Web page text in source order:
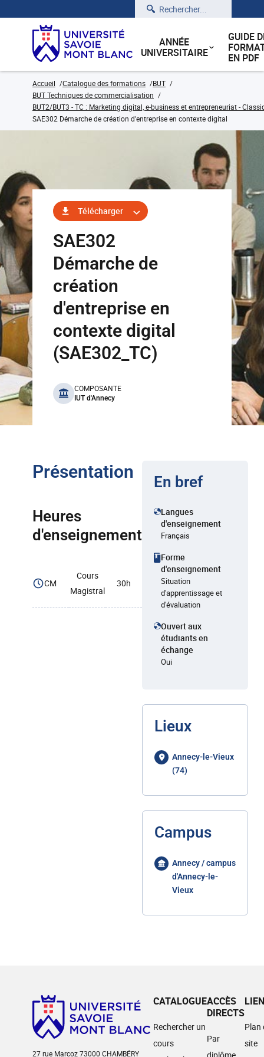
Rechercher
ANNÉE
UNIVERSITAIRE
GUIDE
EN PDF
Accueil Catalogue des formations
BUT
BUT Techniques de commercialisation
BUT2/BUT3 - TC : Marketing digital, e-business et entrepreneuriat -
SAE302 Démarche de création d'entreprise en contexte digital
Télécharger
SAE302
Démarche de
création
d'entreprise en
contexte digital
(SAE302_TC)
benefits
COMPOSANTE
IUT d'Annecy
Présentation
Heures
d'enseignement
CM
Cours
Magistral
30h
En bref
Langues
d'enseignement
Français
Forme
d'enseignement
Situation
d'apprentissage et
d'évaluation
Ouvert aux
étudiants en
échange
Oui
Lieux
Annecy-le-Vieux
(74)
Campus
Annecy / campus
d'Annecy-le-
Vieux
27 rue Marcoz 73000 CHAMBÉRY
CATALOGUE
Rechercher un
cours
ACCÈS
DIRECTS
Par
Plan
site